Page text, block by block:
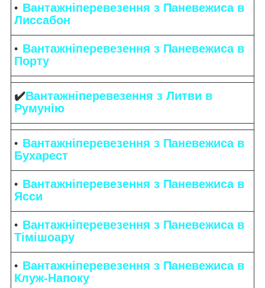
Вантажніперевезення з Паневежиса в
Лиссабон
Вантажніперевезення з Паневежиса в
Порту
✔️Вантажніперевезення з Литви в
Румунію
Вантажніперевезення з Паневежиса в
Бухарест
Вантажніперевезення з Паневежиса в
Ясси
Вантажніперевезення з Паневежиса в
Тімішоару
Вантажніперевезення з Паневежиса в
Клуж-Напоку